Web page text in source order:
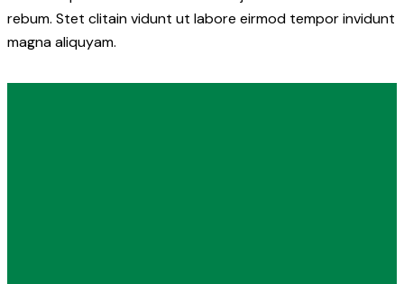
rebum. Stet clitain vidunt ut labore eirmod tempor invidunt
magna aliquyam.